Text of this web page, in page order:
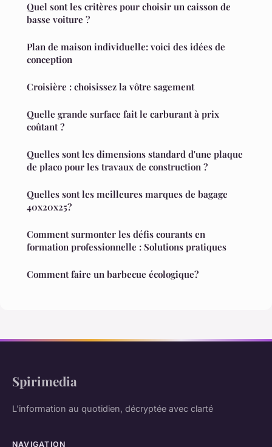
Quel sont les critères pour choisir un caisson de
basse voiture ?
Plan de maison individuelle: voici des idées de
conception
Croisière : choisissez la vôtre sagement
Quelle grande surface fait le carburant à prix
coûtant ?
Quelles sont les dimensions standard d'une plaque
de placo pour les travaux de construction ?
Quelles sont les meilleures marques de bagage
40x20x25?
Comment surmonter les défis courants en
formation professionnelle : Solutions pratiques
Comment faire un barbecue écologique?
Spirimedia
L'information au quotidien, décryptée avec clarté
NAVIGATION